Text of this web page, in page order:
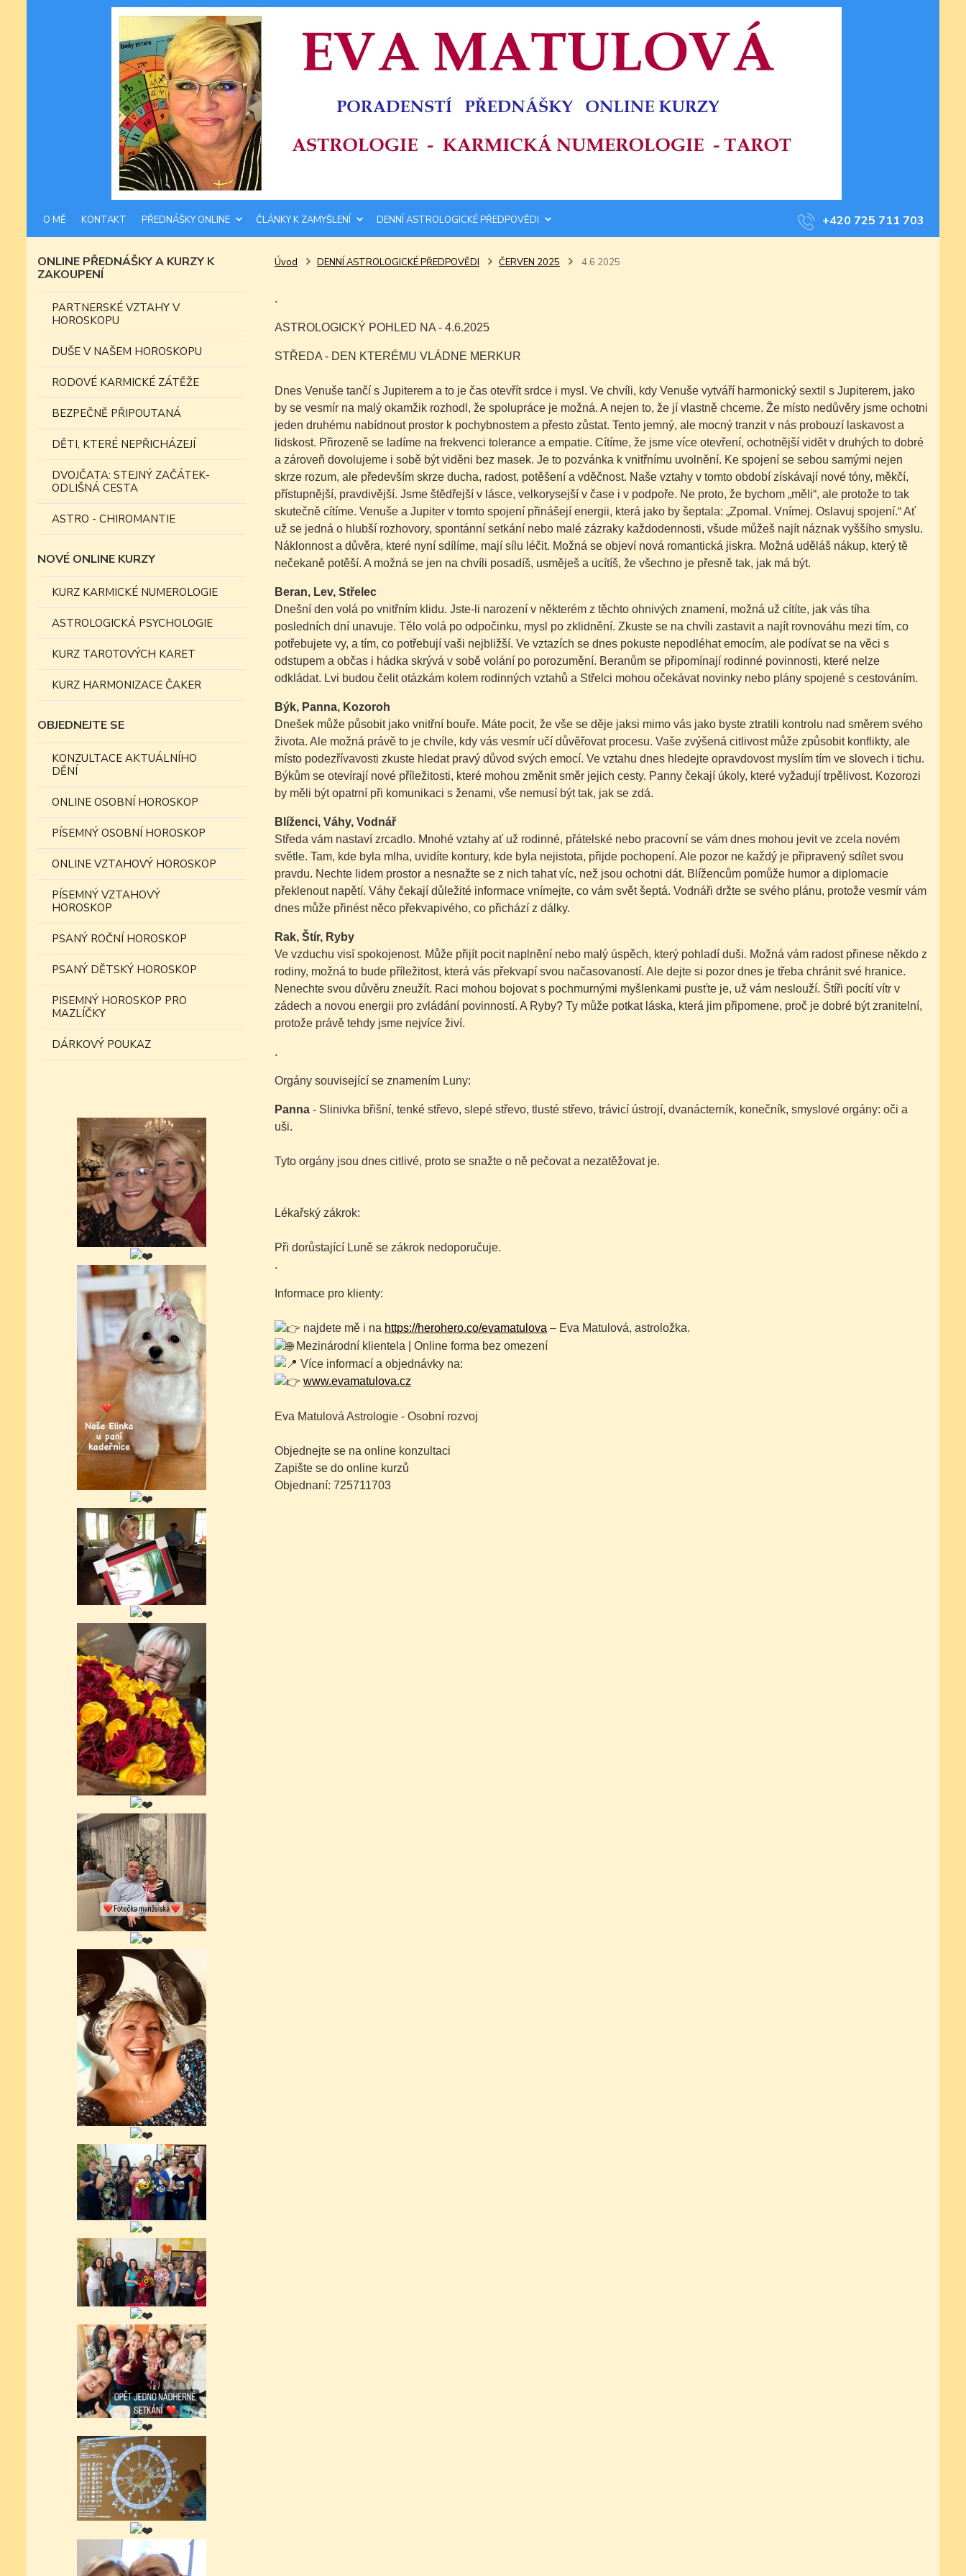
O MĚ KONTAKT PŘEDNÁŠKY ONLINE ČLÁNKY K ZAMYŠLENÍ DENNÍ ASTROLOGICKÉ PŘEDPOVĚDI +420 725 711 703
ONLINE PŘEDNÁŠKY A KURZY K
ZAKOUPENÍ
PARTNERSKÉ VZTAHY V
HOROSKOPU
DUŠE V NAŠEM HOROSKOPU
RODOVÉ KARMICKÉ ZÁTĚŽE
BEZPEČNĚ PŘIPOUTANÁ
DĚTI, KTERÉ NEPŘICHÁZEJÍ
DVOJČATA: STEJNÝ ZAČÁTEK-
ODLIŠNÁ CESTA
ASTRO - CHIROMANTIE
NOVÉ ONLINE KURZY
KURZ KARMICKÉ NUMEROLOGIE
ASTROLOGICKÁ PSYCHOLOGIE
KURZ TAROTOVÝCH KARET
KURZ HARMONIZACE ČAKER
OBJEDNEJTE SE
KONZULTACE AKTUÁLNÍHO
DĚNÍ
ONLINE OSOBNÍ HOROSKOP
PÍSEMNÝ OSOBNÍ HOROSKOP
ONLINE VZTAHOVÝ HOROSKOP
PÍSEMNÝ VZTAHOVÝ
HOROSKOP
PSANÝ ROČNÍ HOROSKOP
PSANÝ DĚTSKÝ HOROSKOP
PISEMNÝ HOROSKOP PRO
MAZLÍČKY
DÁRKOVÝ POUKAZ
Úvod DENNÍ ASTROLOGICKÉ PŘEDPOVĚDI ČERVEN 2025 4.6.2025
.
ASTROLOGICKÝ POHLED NA - 4.6.2025
STŘEDA - DEN KTERÉMU VLÁDNE MERKUR
Dnes Venuše tančí s Jupiterem a to je čas otevřít srdce i mysl. Ve chvíli, kdy Venuše vytváří harmonický sextil s Jupiterem, jako
by se vesmír na malý okamžik rozhodl, že spolupráce je možná. A nejen to, že jí vlastně chceme. Že místo nedůvěry jsme ochotni
jeden druhému nabídnout prostor k pochybnostem a přesto zůstat. Tento jemný, ale mocný tranzit v nás probouzí laskavost a
lidskost. Přirozeně se ladíme na frekvenci tolerance a empatie. Cítíme, že jsme více otevření, ochotnější vidět v druhých to dobré
a zároveň dovolujeme i sobě být viděni bez masek. Je to pozvánka k vnitřnímu uvolnění. Ke spojení se sebou samými nejen
skrze rozum, ale především skrze ducha, radost, potěšení a vděčnost. Naše vztahy v tomto období získávají nové tóny, měkčí,
přístupnější, pravdivější. Jsme štědřejší v lásce, velkorysejší v čase i v podpoře. Ne proto, že bychom „měli“, ale protože to tak
skutečně cítíme. Venuše a Jupiter v tomto spojení přinášejí energii, která jako by šeptala: „Zpomal. Vnímej. Oslavuj spojení.“ Ať
už se jedná o hlubší rozhovory, spontánní setkání nebo malé zázraky každodennosti, všude můžeš najít náznak vyššího smyslu.
Náklonnost a důvěra, které nyní sdílíme, mají sílu léčit. Možná se objeví nová romantická jiskra. Možná uděláš nákup, který tě
nečekaně potěší. A možná se jen na chvíli posadíš, usměješ a ucítíš, že všechno je přesně tak, jak má být.
Beran, Lev, Střelec
Dnešní den volá po vnitřním klidu. Jste-li narození v některém z těchto ohnivých znamení, možná už cítíte, jak vás tíha
posledních dní unavuje. Tělo volá po odpočinku, mysl po zklidnění. Zkuste se na chvíli zastavit a najít rovnováhu mezi tím, co
potřebujete vy, a tím, co potřebují vaši nejbližší. Ve vztazích se dnes pokuste nepodléhat emocím, ale podívat se na věci s
odstupem a občas i hádka skrývá v sobě volání po porozumění. Beranům se připomínají rodinné povinnosti, které nelze
odkládat. Lvi budou čelit otázkám kolem rodinných vztahů a Střelci mohou očekávat novinky nebo plány spojené s cestováním.
Býk, Panna, Kozoroh
Dnešek může působit jako vnitřní bouře. Máte pocit, že vše se děje jaksi mimo vás jako byste ztratili kontrolu nad směrem svého
života. Ale možná právě to je chvíle, kdy vás vesmír učí důvěřovat procesu. Vaše zvýšená citlivost může způsobit konflikty, ale
místo podezřívavosti zkuste hledat pravý důvod svých emocí. Ve vztahu dnes hledejte opravdovost myslím tím ve slovech i tichu.
Býkům se otevírají nové příležitosti, které mohou změnit směr jejich cesty. Panny čekají úkoly, které vyžadují trpělivost. Kozorozi
by měli být opatrní při komunikaci s ženami, vše nemusí být tak, jak se zdá.
Blíženci, Váhy, Vodnář
Středa vám nastaví zrcadlo. Mnohé vztahy ať už rodinné, přátelské nebo pracovní se vám dnes mohou jevit ve zcela novém
světle. Tam, kde byla mlha, uvidíte kontury, kde byla nejistota, přijde pochopení. Ale pozor ne každý je připravený sdílet svou
pravdu. Nechte lidem prostor a nesnažte se z nich tahat víc, než jsou ochotni dát. Blížencům pomůže humor a diplomacie
překlenout napětí. Váhy čekají důležité informace vnímejte, co vám svět šeptá. Vodnáři držte se svého plánu, protože vesmír vám
dnes může přinést něco překvapivého, co přichází z dálky.
Rak, Štír, Ryby
Ve vzduchu visí spokojenost. Může přijít pocit naplnění nebo malý úspěch, který pohladí duši. Možná vám radost přinese někdo z
rodiny, možná to bude příležitost, která vás překvapí svou načasovaností. Ale dejte si pozor dnes je třeba chránit své hranice.
Nenechte svou důvěru zneužít. Raci mohou bojovat s pochmurnými myšlenkami pusťte je, už vám neslouží. Štíři pocítí vítr v
zádech a novou energii pro zvládání povinností. A Ryby? Ty může potkat láska, která jim připomene, proč je dobré být zranitelní,
protože právě tehdy jsme nejvíce živí.
.
Orgány související se znamením Luny:
Panna- Slinivka břišní, tenké střevo, slepé střevo, tlusté střevo, trávicí ústrojí, dvanácterník, konečník, smyslové orgány: oči a
uši.
Tyto orgány jsou dnes citlivé, proto se snažte o ně pečovat a nezatěžovat je.
Lékařský zákrok:
Při dorůstající Luně se zákrok nedoporučuje.
.
Informace pro klienty:
najdete mě i na https://herohero.co/evamatulova – Eva Matulová, astroložka.
Mezinárodní klientela | Online forma bez omezení
Více informací a objednávky na:
www.evamatulova.cz
Eva Matulová Astrologie - Osobní rozvoj
Objednejte se na online konzultaci
Zapište se do online kurzů
Objednaní: 725711703